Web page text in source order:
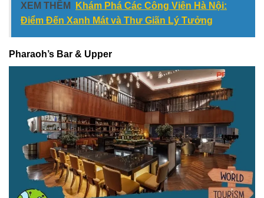
XEM THÊM
Khám Phá Các Công Viên Hà Nội:
Điểm Đến Xanh Mát và Thư Giãn Lý Tưởng
Pharaoh’s Bar & Upper